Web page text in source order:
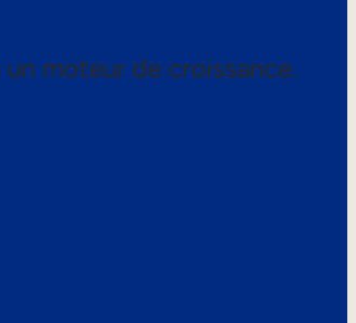
moteur de croissance.